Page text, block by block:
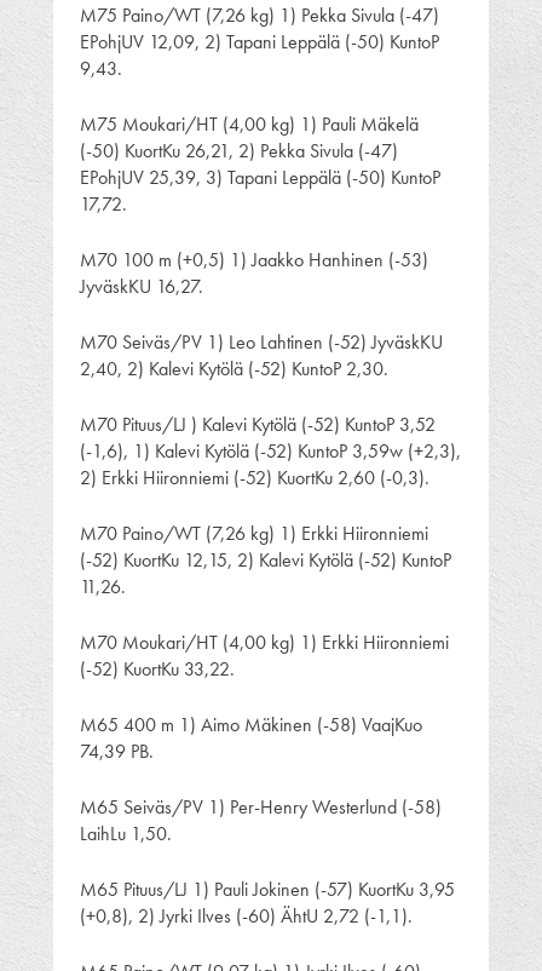
M75 Paino/WT (7,26 kg) 1) Pekka Sivula (-47)
EPohjUV 12,09, 2) Tapani Leppälä (-50) KuntoP
9,43.
M75 Moukari/HT (4,00 kg) 1) Pauli Mäkelä
(-50) KuortKu 26,21, 2) Pekka Sivula (-47)
EPohjUV 25,39, 3) Tapani Leppälä (-50) KuntoP
17,72.
M70 100 m (+0,5) 1) Jaakko Hanhinen (-53)
JyväskKU 16,27.
M70 Seiväs/PV 1) Leo Lahtinen (-52) JyväskKU
2,40, 2) Kalevi Kytölä (-52) KuntoP 2,30.
M70 Pituus/LJ ) Kalevi Kytölä (-52) KuntoP 3,52
(-1,6), 1) Kalevi Kytölä (-52) KuntoP 3,59w (+2,3),
2) Erkki Hiironniemi (-52) KuortKu 2,60 (-0,3).
M70 Paino/WT (7,26 kg) 1) Erkki Hiironniemi
(-52) KuortKu 12,15, 2) Kalevi Kytölä (-52) KuntoP
11,26.
M70 Moukari/HT (4,00 kg) 1) Erkki Hiironniemi
(-52) KuortKu 33,22.
M65 400 m 1) Aimo Mäkinen (-58) VaajKuo
74,39 PB.
M65 Seiväs/PV 1) Per-Henry Westerlund (-58)
LaihLu 1,50.
M65 Pituus/LJ 1) Pauli Jokinen (-57) KuortKu 3,95
(+0,8), 2) Jyrki Ilves (-60) ÄhtU 2,72 (-1,1).